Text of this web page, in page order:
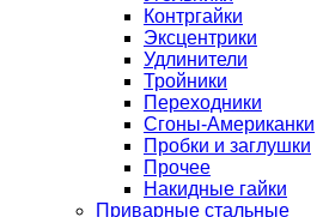
Контргайки
Эксцентрики
Удлинители
Тройники
Переходники
Сгоны-Американки
Пробки и заглушки
Прочее
Накидные гайки
Приварные стальные